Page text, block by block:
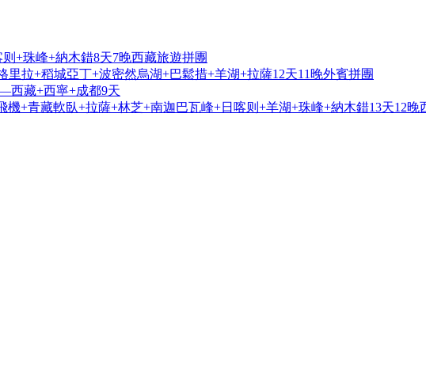
+珠峰+納木錯8天7晚西藏旅遊拼團
里拉+稻城亞丁+波密然烏湖+巴鬆措+羊湖+拉薩12天11晚外賓拼團
西藏+西寧+成都9天
機+青藏軟臥+拉薩+林芝+南迦巴瓦峰+日喀则+羊湖+珠峰+納木錯13天12晚